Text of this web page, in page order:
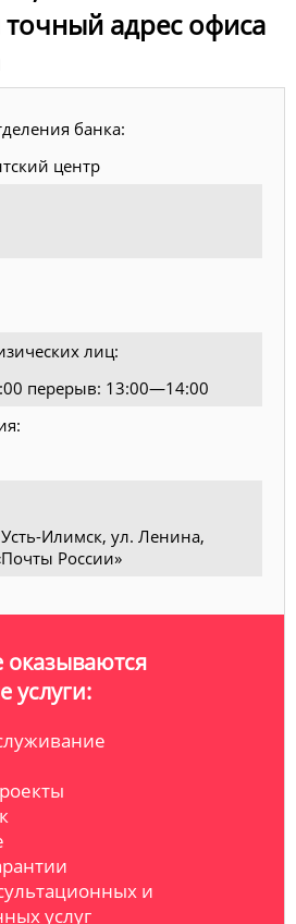
адрес офиса
банка:
центр
лиц:
перерыв: 13:00—14:00
Усть-Илимск, ул. Ленина,
России»
услуги:
и
услуг